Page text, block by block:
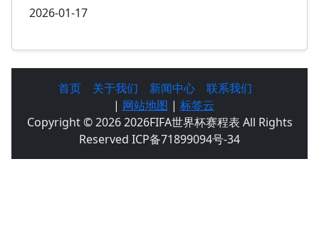
2026-01-17
首页 关于我们 新闻中心
联系我们
| 网站地图 | 标签云
Copyright © 2026 2026FIFA世界杯赛程表 All Rights
Reserved ICP备71899094号-34